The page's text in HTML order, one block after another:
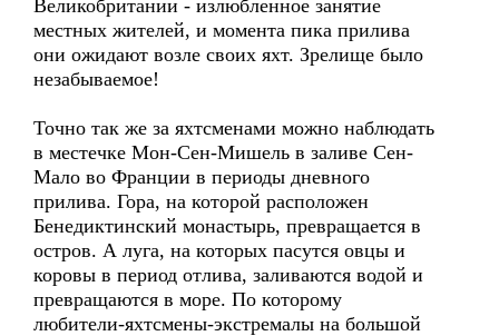
Великобритании - излюбленное занятие
местных жителей, и момента пика прилива
они ожидают возле своих яхт. Зрелище было
незабываемое!
Точно так же за яхтсменами можно наблюдать
в местечке Мон-Сен-Мишель в заливе Сен-
Мало во Франции в периоды дневного
прилива. Гора, на которой расположен
Бенедиктинский монастырь, превращается в
остров. А луга, на которых пасутся овцы и
коровы в период отлива, заливаются водой и
превращаются в море. По которому
любители-яхтсмены-экстремалы на большой